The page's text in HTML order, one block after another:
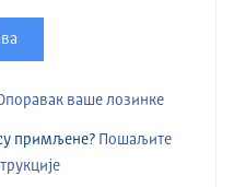
ваше лозинке
примљене?
Пошаљите